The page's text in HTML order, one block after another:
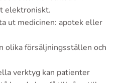
elektroniskt.
ut medicinen: apotek eller
olika försäljningsställen och
verktyg kan patienter